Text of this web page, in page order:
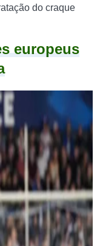
do craque
europeus